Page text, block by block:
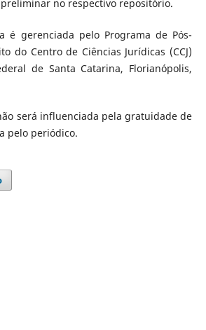
preliminar no respectivo repositório.
é gerenciada pelo Programa de Pós-
do Centro de Ciências Jurídicas (CCJ)
de Santa Catarina, Florianópolis,
será influenciada pela gratuidade de
pelo periódico.